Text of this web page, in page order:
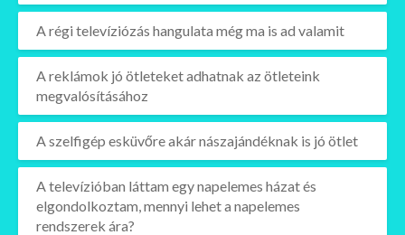
A régi televíziózás hangulata még ma is ad valamit
A reklámok jó ötleteket adhatnak az ötleteink
megvalósításához
A szelfigép esküvőre akár nászajándéknak is jó ötlet
A televízióban láttam egy napelemes házat és
elgondolkoztam, mennyi lehet a napelemes
rendszerek ára?